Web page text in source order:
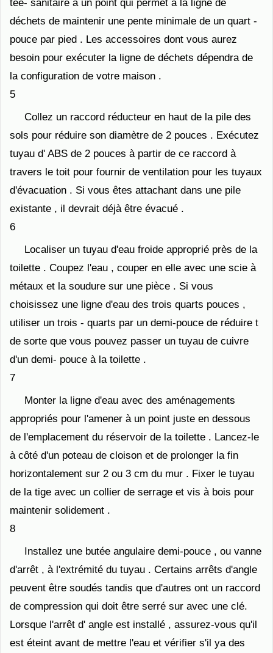
tee- sanitaire à un point qui permet à la ligne de
déchets de maintenir une pente minimale de un quart -
pouce par pied . Les accessoires dont vous aurez
besoin pour exécuter la ligne de déchets dépendra de
la configuration de votre maison .
5
Collez un raccord réducteur en haut de la pile des
sols pour réduire son diamètre de 2 pouces . Exécutez
tuyau d' ABS de 2 pouces à partir de ce raccord à
travers le toit pour fournir de ventilation pour les tuyaux
d'évacuation . Si vous êtes attachant dans une pile
existante , il devrait déjà être évacué .
6
Localiser un tuyau d'eau froide approprié près de la
toilette . Coupez l'eau , couper en elle avec une scie à
métaux et la soudure sur une pièce . Si vous
choisissez une ligne d'eau des trois quarts pouces ,
utiliser un trois - quarts par un demi-pouce de réduire t
de sorte que vous pouvez passer un tuyau de cuivre
d'un demi- pouce à la toilette .
7
Monter la ligne d'eau avec des aménagements
appropriés pour l'amener à un point juste en dessous
de l'emplacement du réservoir de la toilette . Lancez-le
à côté d'un poteau de cloison et de prolonger la fin
horizontalement sur ​​2 ou 3 cm du mur . Fixer le tuyau
de la tige avec un collier de serrage et vis à bois pour
maintenir solidement .
8
Installez une butée angulaire demi-pouce , ou vanne
d'arrêt , à l'extrémité du tuyau . Certains arrêts d'angle
peuvent être soudés tandis que d'autres ont un raccord
de compression qui doit être serré sur avec une clé.
Lorsque l'arrêt d' angle est installé , assurez-vous qu'il
est éteint avant de mettre l'eau et vérifier s'il ya des